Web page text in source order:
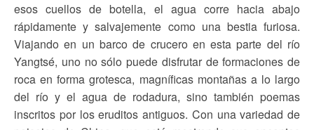
esos cuellos de botella, el agua corre hacia abajo
rápidamente y salvajemente como una bestia furiosa.
Viajando en un barco de crucero en esta parte del río
Yangtsé, uno no sólo puede disfrutar de formaciones de
roca en forma grotesca, magníficas montañas a lo largo
del río y el agua de rodadura, sino también poemas
inscritos por los eruditos antiguos. Con una variedad de